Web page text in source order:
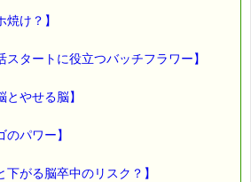
け？】
タートに役立つバッチフラワー】
やせる脳】
パワー】
がる脳卒中のリスク？】